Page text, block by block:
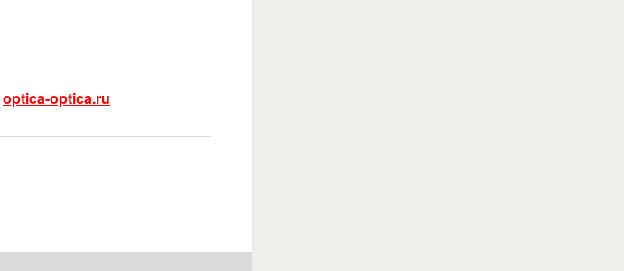
optica-optica.ru